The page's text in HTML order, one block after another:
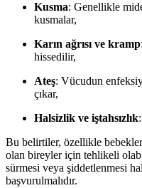
Kusma: Genellikle
kusmalar,
Karın ağrısı ve kramp
hissedilir,
Ateş: Vücudun
çıkar,
Halsizlik ve iştahsızlık
Bu belirtiler, özellikle
olan bireyler için tehlikeli
sürmesi veya şiddetlenmesi
başvurulmalıdır.